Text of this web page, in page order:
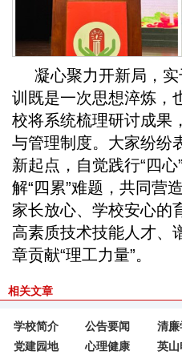
凝心聚力开新局，
训既是一次思想淬炼，
校将系统梳理研讨成果
与管理制度。大家纷纷
新起点，自觉践行“四
解“四累”难题，共同营
家长放心、学校安心的
高素质技术技能人才、
章贡献“理工力量”。
相关文章
学校简介 公告要闻 清廉
党建园地
心理健康 英山